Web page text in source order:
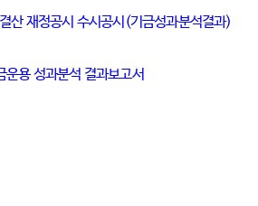
재정공시 수시공시(기금성과분석결과)
용 성과분석 결과보고서